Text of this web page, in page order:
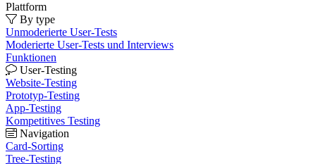
Plattform
By type
Unmoderierte User-Tests
Moderierte User-Tests und Interviews
Funktionen
User-Testing
Website-Testing
Prototyp-Testing
App-Testing
Kompetitives Testing
Navigation
Card-Sorting
Tree-Testing